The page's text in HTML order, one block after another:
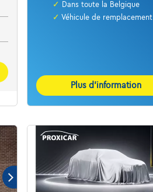
✓ Dans toute la Belgique
✓ Véhicule de remplacement
Plus d’information